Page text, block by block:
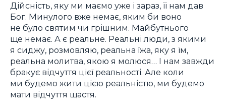
Дійсність, яку ми маємо уже і зараз, її нам дав
Бог. Минулого вже немає, яким би воно
не було святим чи грішним. Майбутнього
ще немає. А є реальне. Реальні люди, з якими
я сиджу, розмовляю, реальна їжа, яку я їм,
реальна молитва, якою я молюся… І нам завжди
бракує відчуття цієї реальності. Але коли
ми будемо жити цією реальністю, ми будемо
мати відчуття щастя.